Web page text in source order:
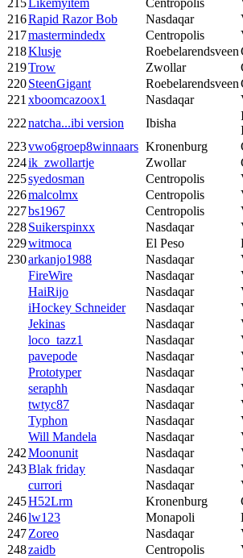
215Likemyitem Centropolis
216Rapid Razor Bob Nasdaqar
217mastermindedx Centropolis
218Klusje Roebelarendsveen
219Trow Zwollar
220SteenGigant Roebelarendsveen
221xboomcazoox1 Nasdaqar
222natcha...ibi version Ibisha
223vwo6groep8winnaars Kronenburg
224ik_zwollartje Zwollar
225syedosman Centropolis
226malcolmx Centropolis
227bs1967 Centropolis
228Suikerspinxx Nasdaqar
229witmoca El Peso
230arkanjo1988 Nasdaqar
FireWire
Nasdaqar
HaiRijo
Nasdaqar
iHockey Schneider
Nasdaqar
Jekinas
Nasdaqar
loco_tazz1
Nasdaqar
pavepode
Nasdaqar
Prototyper
Nasdaqar
seraphh
Nasdaqar
twtyc87
Nasdaqar
Typhon
Nasdaqar
Will Mandela
Nasdaqar
242Moonunit Nasdaqar
243Blak friday Nasdaqar
currori
Nasdaqar
245H52Lrm Kronenburg
246lw123 Monapoli
247Zoreo Nasdaqar
248zaidb Centropolis